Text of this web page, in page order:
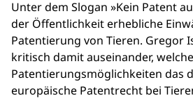
Unter dem Slogan »Kein Patent
der Öffentlichkeit erhebliche
Patentierung von Tieren. Gregor
kritisch damit auseinander, welche
Patentierungsmöglichkeiten das
europäische Patentrecht bei